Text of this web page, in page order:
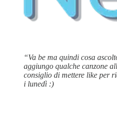
“Va be ma quindi cosa
aggiungo qualche canzone
consiglio di mettere like per
i lunedì :)